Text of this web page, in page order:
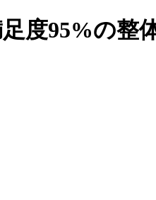
度95%の整